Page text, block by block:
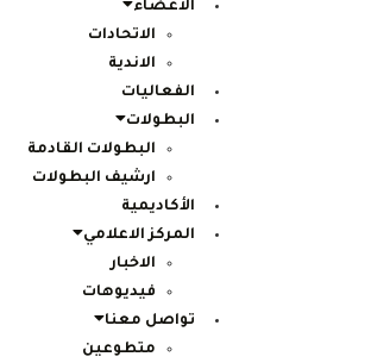
الاعضاء
الاتحادات
الاندية
الفعاليات
البطولات
البطولات القادمة
ارشيف البطولات
الأكاديمية
المركز الاعلامي
الاخبار
فيديوهات
تواصل معنا
متطوعين